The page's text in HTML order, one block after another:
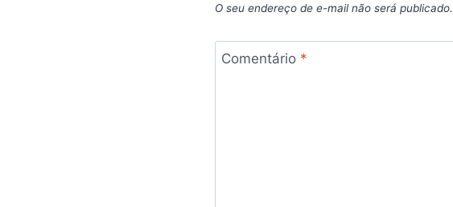
O seu endereço de e-mail não será publicado.
Comentário *